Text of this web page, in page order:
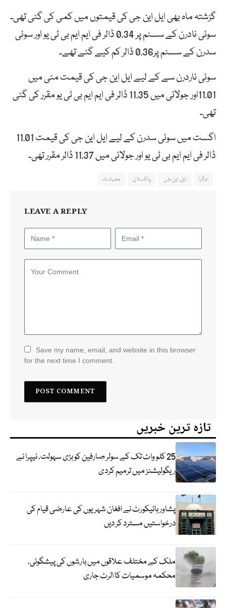
گزشتہ ماہ بھی ایل این جی کی قیمتوں میں کمی کی گئی تھی۔
سوئی نادرن کے سسٹم پر 0.34 ڈالر فی ایم ایم بی ٹی یو اور سوئی
سدرن کے سسٹم پر0.36 ڈالر کم کیے گئے تھے۔
سوئی ناردرن سے کے لیے ایل این جی کی قیمت مئی میں
11.01اور جولائی میں 11.35 ڈالر فی ایم ایم بی ٹی یو مقرر کی گئی
تھی۔
اگست میں سوئی سدرن کے لیے ایل این جی کی قیمت 11.01
ڈالر فی ایم ایم بی ٹی یو اور جولائی میں 11.37 ڈالر مقرر تھی۔
اوگرا ایل این جی پاکستان معیشت
LEAVE A REPLY
Save my name, email, and website in this browser
for the next time I comment.
تازہ ترین خبریں
25 کلو واٹ تک کے سولر صارفین کو بڑی سہولت، نیپرا نے
ریگولیشنز میں ترمیم کردی
پشاور ہائیکورٹ نے افغان شہریوں کی عارضی قیام کی
درخواستیں مسترد کر دیں
ملک کے مختلف علاقوں میں بارشوں کی پیشگوئی،
محکمہ موسمیات کا الرٹ جاری